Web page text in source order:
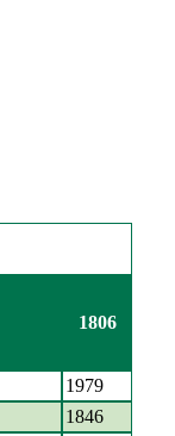
1806
1979
1846